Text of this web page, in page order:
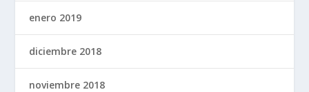
enero 2019
diciembre 2018
noviembre 2018